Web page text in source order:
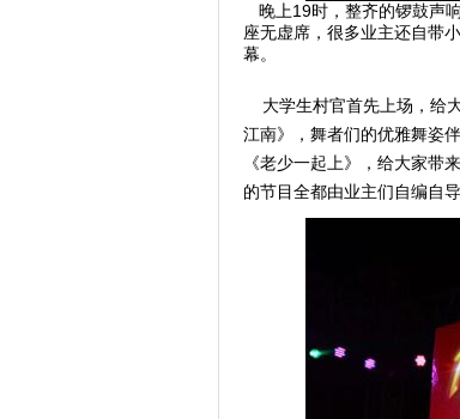
晚上19时，整齐的锣鼓声
座无虚席，很多业主还自带
幕。
大学生村官首先上场，给
江南》，舞者们的优雅舞姿
《老少一起上》，给大家带
的节目全都由业主们自编自导